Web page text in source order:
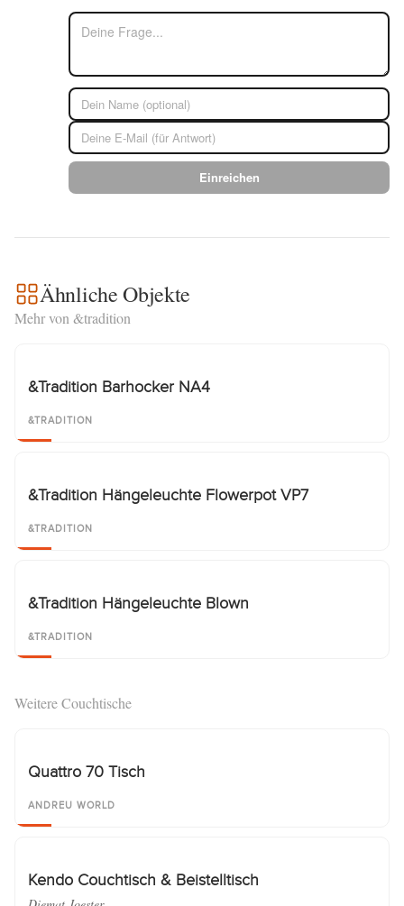
Einreichen
Ähnliche Objekte
Mehr von &tradition
&Tradition Barhocker NA4
&TRADITION
&Tradition Hängeleuchte Flowerpot VP7
&TRADITION
&Tradition Hängeleuchte Blown
&TRADITION
Weitere Couchtische
Quattro 70 Tisch
ANDREU WORLD
Kendo Couchtisch & Beistelltisch